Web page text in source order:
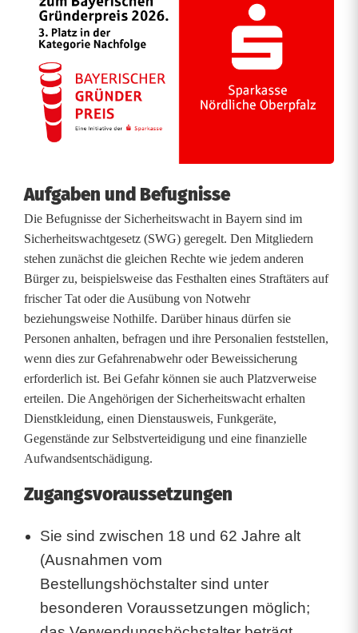
Aufgaben und Befugnisse
Die Befugnisse der Sicherheitswacht in Bayern sind im
Sicherheitswachtgesetz (SWG) geregelt. Den Mitgliedern
stehen zunächst die gleichen Rechte wie jedem anderen
Bürger zu, beispielsweise das Festhalten eines Straftäters auf
frischer Tat oder die Ausübung von Notwehr
beziehungsweise Nothilfe. Darüber hinaus dürfen sie
Personen anhalten, befragen und ihre Personalien feststellen,
wenn dies zur Gefahrenabwehr oder Beweissicherung
erforderlich ist. Bei Gefahr können sie auch Platzverweise
erteilen. Die Angehörigen der Sicherheitswacht erhalten
Dienstkleidung, einen Dienstausweis, Funkgeräte,
Gegenstände zur Selbstverteidigung und eine finanzielle
Aufwandsentschädigung.
Zugangsvoraussetzungen
Sie sind zwischen 18 und 62 Jahre alt
(Ausnahmen vom
Bestellungshöchstalter sind unter
besonderen Voraussetzungen möglich;